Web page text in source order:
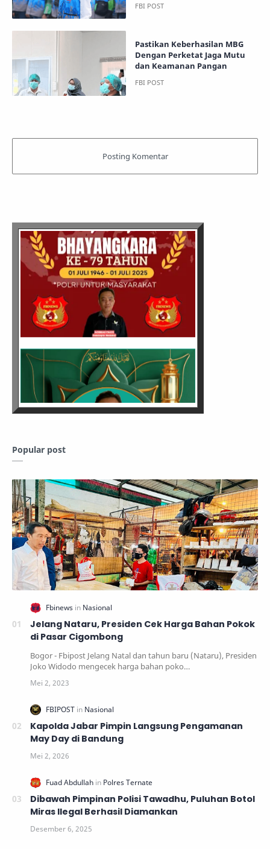
Pastikan Keberhasilan MBG
Dengan Perketat Jaga Mutu
dan Keamanan Pangan
Popular post
Jelang Nataru, Presiden Cek Harga Bahan Pokok
di Pasar Cigombong
Bogor - Fbipost Jelang Natal dan tahun baru (Nataru), Presiden
Joko Widodo mengecek harga bahan poko…
Kapolda Jabar Pimpin Langsung Pengamanan
May Day di Bandung
Dibawah Pimpinan Polisi Tawadhu, Puluhan Botol
Miras Ilegal Berhasil Diamankan